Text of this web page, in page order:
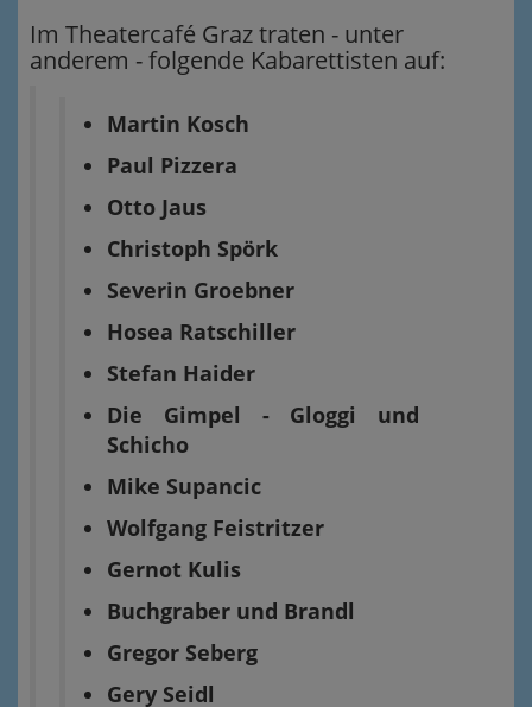
Im Theatercafé Graz traten - unter
anderem - folgende Kabarettisten auf:
Martin Kosch
Paul Pizzera
Otto Jaus
Christoph Spörk
Severin Groebner
Hosea Ratschiller
Stefan Haider
Die Gimpel - Gloggi und
Schicho
Mike Supancic
Wolfgang Feistritzer
Gernot Kulis
Buchgraber und Brandl
Gregor Seberg
Gery Seidl